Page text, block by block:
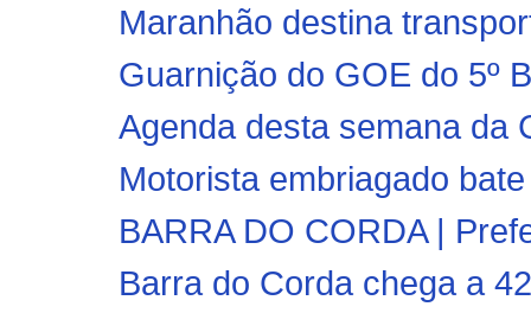
Maranhão destina
Guarnição do GOE do 5º
Agenda desta semana da
Motorista embriagado
BARRA DO CORDA |
Barra do Corda chega a